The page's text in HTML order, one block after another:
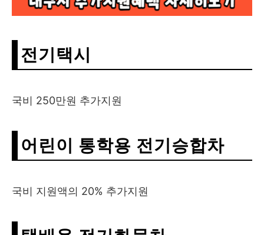
전기택시
국비 250만원 추가지원
어린이 통학용 전기승합차
국비 지원액의 20% 추가지원